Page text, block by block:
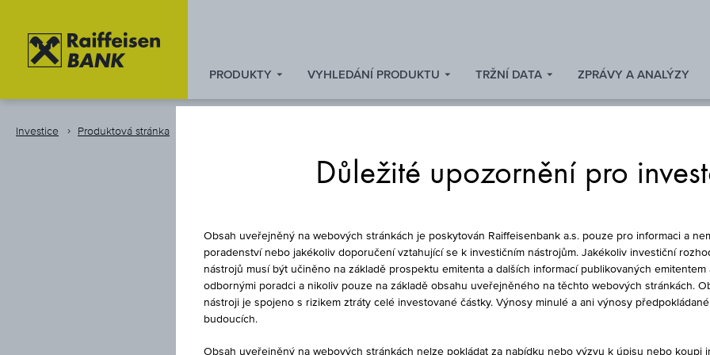
springen
Quicklinks
springen
PRODUKTY VYHLEDÁNÍ PRODUKTU TRŽNÍ DATA ZPRÁVY A ANALÝZY
Investice Produktová stránka
DLUHOPIS
IC RB AT1 IV 30 MIO
Důležité upozornění pro
Obsah uveřejněný na webových stránkách je poskytován Raiffeisenbank a.s. pouze pro informaci a
poradenství nebo jakékoliv doporučení vztahující se k investičním nástrojům. Jakékoliv investiční
nástrojů musí být učiněno na základě prospektu emitenta a dalších informací publikovaných
odbornými poradci a nikoliv pouze na základě obsahu uveřejněného na těchto webových stránkách.
nástroji je spojeno s rizikem ztráty celé investované částky. Výnosy minulé a ani výnosy
budoucích.
Obsah uveřejněný na webových stránkách nelze pokládat za nabídku nebo výzvu k úpisu nebo koupi